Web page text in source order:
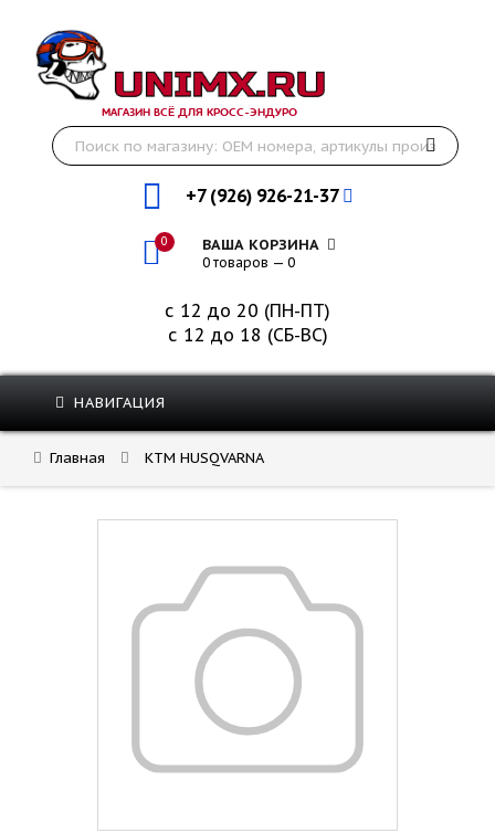
МАГАЗИН ВСЁ ДЛЯ КРОСС-ЭНДУРО
+7 (926) 926-21-37
0 ВАША КОРЗИНА
0 товаров — 0
с 12 до 20 (ПН-ПТ)
с 12 до 18 (СБ-ВС)
НАВИГАЦИЯ
Главная KTM HUSQVARNA